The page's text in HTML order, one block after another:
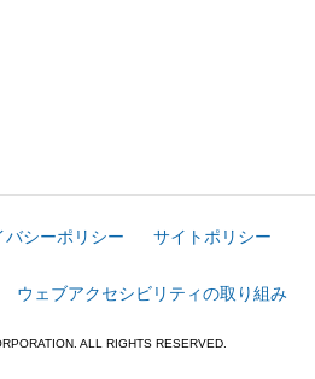
バシーポリシー サイトポリシー
ウェブアクセシビリティの取り組み
ALL RIGHTS RESERVED.